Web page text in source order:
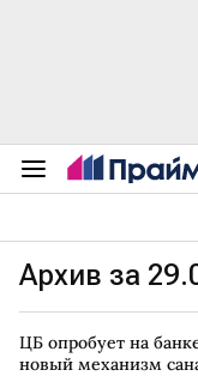
Архив за
ЦБ опробует на
новый механизм